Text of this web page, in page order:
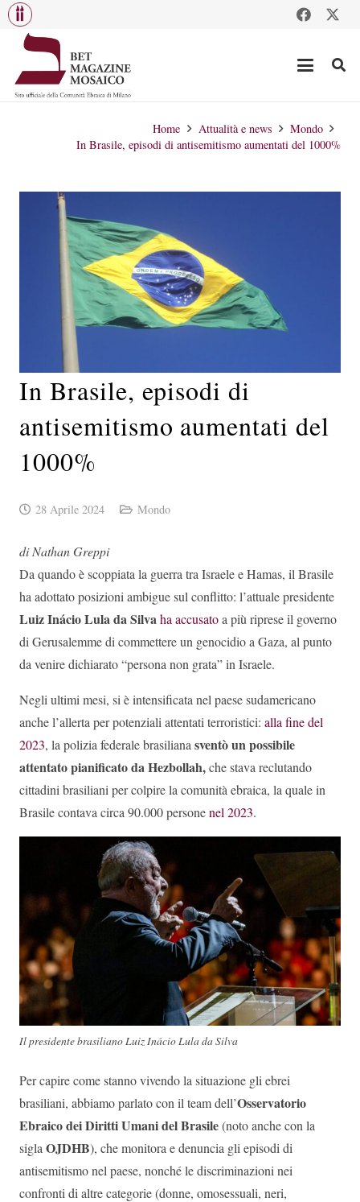
Home Attualità e news
Mondo
In Brasile, episodi di antisemitismo aumentati del 1000%
In Brasile, episodi di
antisemitismo aumentati del
1000%
28 Aprile 2024 Mondo
di Nathan Greppi
Da quando è scoppiata la guerra tra Israele e Hamas, il Brasile
ha adottato posizioni ambigue sul conflitto: l’attuale presidente
Luiz Inácio Lula da Silvaha accusatoa più riprese il governo
di Gerusalemme di commettere un genocidio a Gaza, al punto
da venire dichiarato “persona non grata” in Israele.
Negli ultimi mesi, si è intensificata nel paese sudamericano
anche l’allerta per potenziali attentati terroristici: alla fine del
2023, la polizia federale brasilianasventò un possibile
attentato pianificato da Hezbollah,che stava reclutando
cittadini brasiliani per colpire la comunità ebraica, la quale in
Brasile contava circa 90.000 personenel 2023.
Il presidente brasiliano Luiz Inácio Lula da Silva
Per capire come stanno vivendo la situazione gli ebrei
brasiliani, abbiamo parlato con il team dell’Osservatorio
Ebraico dei Diritti Umani del Brasile(noto anche con la
sigla OJDHB), che monitora e denuncia gli episodi di
antisemitismo nel paese, nonché le discriminazioni nei
confronti di altre categorie (donne, omosessuali, neri,